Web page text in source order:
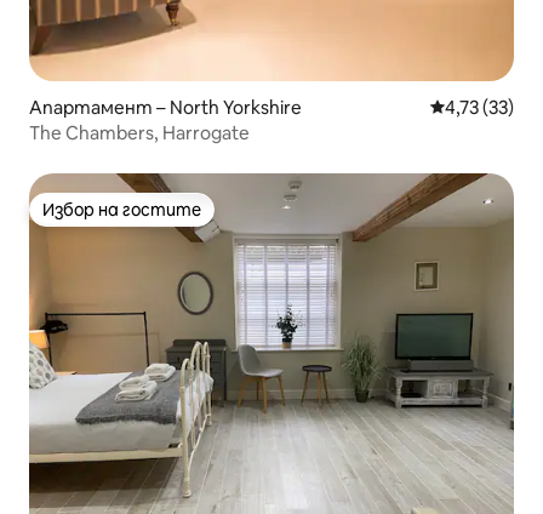
Апартамент – North Yorkshire Средна
4,73 (33)
The Chambers, Harrogate
Избор на гостите
Избор на гостите